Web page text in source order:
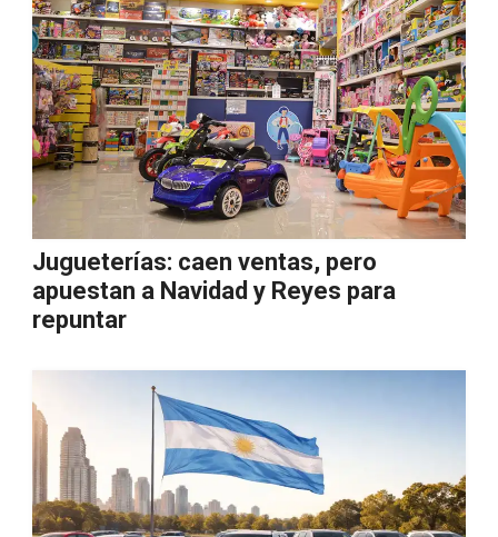
Jugueterías: caen ventas, pero
apuestan a Navidad y Reyes para
repuntar